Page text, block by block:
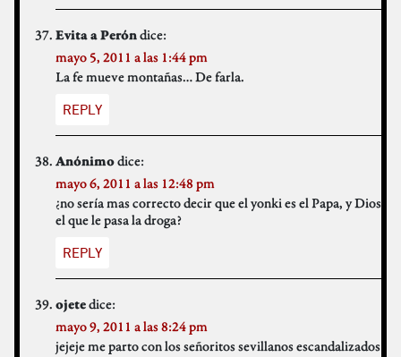
Evita a Peróndice:
mayo 5, 2011 a las 1:44 pm
La fe mueve montañas… De farla.
REPLY
Anónimodice:
mayo 6, 2011 a las 12:48 pm
¿no sería mas correcto decir que el yonki es el Papa, y Dios
el que le pasa la droga?
REPLY
ojetedice:
mayo 9, 2011 a las 8:24 pm
jejeje me parto con los señoritos sevillanos escandalizados